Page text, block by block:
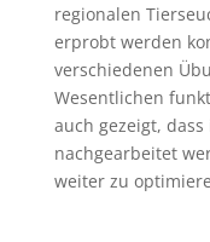
regionalen
erprobt werden
verschiedenen
Wesentlichen
auch gezeigt,
nachgearbeitet
weiter zu